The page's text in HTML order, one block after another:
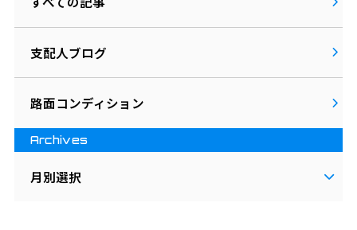
支配人ブログ
路面コンディション
Archives
月別選択